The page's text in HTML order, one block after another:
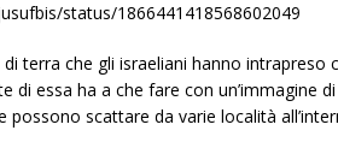
status/1866441418568602049
di terra che gli israeliani hanno
di essa ha a che fare con un’immagine
possono scattare da varie località